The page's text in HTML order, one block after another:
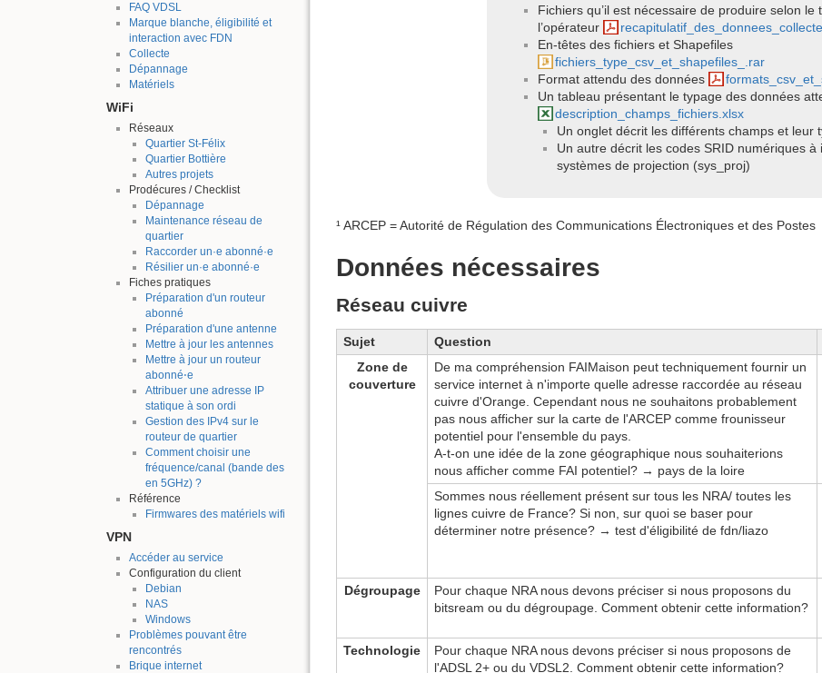
FAQ VDSL
Marque blanche, éligibilité et
interaction avec FDN
Collecte
Dépannage
Matériels
WiFi
Réseaux
Quartier St-Félix
Quartier Bottière
Autres projets
Prodécures / Checklist
Dépannage
Maintenance réseau de
quartier
Raccorder un·e abonné·e
Résilier un·e abonné·e
Fiches pratiques
Préparation d'un routeur
abonné
Préparation d'une antenne
Mettre à jour les antennes
Mettre à jour un routeur
abonné⋅e
Attribuer une adresse IP
statique à son ordi
Gestion des IPv4 sur le
routeur de quartier
Comment choisir une
fréquence/canal (bande des
en 5GHz) ?
Référence
Firmwares des matériels wifi
VPN
Accéder au service
Configuration du client
Debian
NAS
Windows
Problèmes pouvant être
rencontrés
Brique internet
Fichiers qu’il est nécessaire de produire selon le
l’opérateur
En-têtes des fichiers et Shapefiles
fichiers_type_csv_et_shapefiles_.rar
Format attendu des données
Un tableau présentant le typage des données
description_champs_fichiers.xlsx
Un onglet décrit les différents champs et leur
Un autre décrit les codes SRID numériques à
systèmes de projection (sys_proj)
¹ ARCEP = Autorité de Régulation des Communications Électroniques et des Postes
Données nécessaires
Réseau cuivre
Sujet Question
Zone de
couverture
De ma compréhension FAIMaison peut techniquement fournir un
service internet à n'importe quelle adresse raccordée au réseau
cuivre d'Orange. Cependant nous ne souhaitons probablement
pas nous afficher sur la carte de l'ARCEP comme frounisseur
potentiel pour l'ensemble du pays.
A-t-on une idée de la zone géographique nous souhaiterions
nous afficher comme FAI potentiel? → pays de la loire
Sommes nous réellement présent sur tous les NRA/ toutes les
lignes cuivre de France? Si non, sur quoi se baser pour
déterminer notre présence? → test d'éligibilité de fdn/liazo
Dégroupage
Pour chaque NRA nous devons préciser si nous proposons du
bitsream ou du dégroupage. Comment obtenir cette information?
Technologie
Pour chaque NRA nous devons préciser si nous proposons de
l'ADSL 2+ ou du VDSL2. Comment obtenir cette information?